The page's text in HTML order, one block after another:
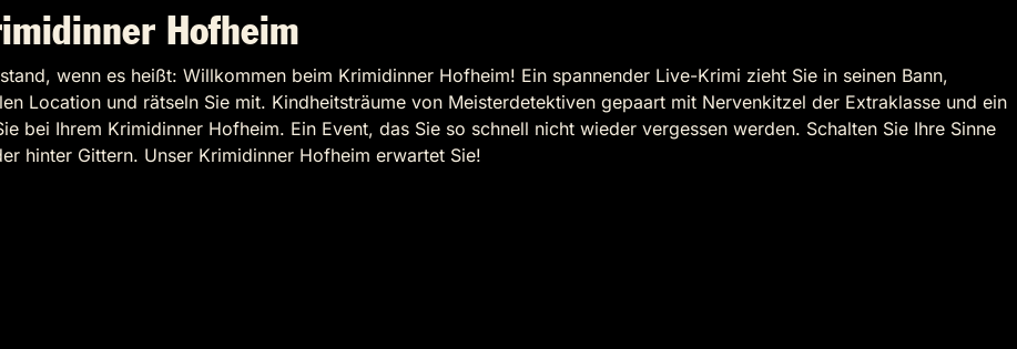
Hofheim
wenn es heißt: Willkommen beim Krimidinner Hofheim! Ein spannender Live-Krimi zieht Sie in seinen Bann,
Location und rätseln Sie mit. Kindheitsträume von Meisterdetektiven gepaart mit Nervenkitzel der Extraklasse und ein
bei Ihrem Krimidinner Hofheim. Ein Event, das Sie so schnell nicht wieder vergessen werden. Schalten Sie Ihre Sinne
hinter Gittern. Unser Krimidinner Hofheim erwartet Sie!